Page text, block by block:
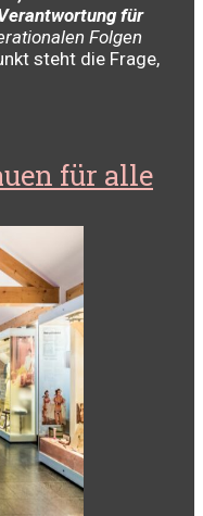
für
Folgen
steht die Frage,
für alle